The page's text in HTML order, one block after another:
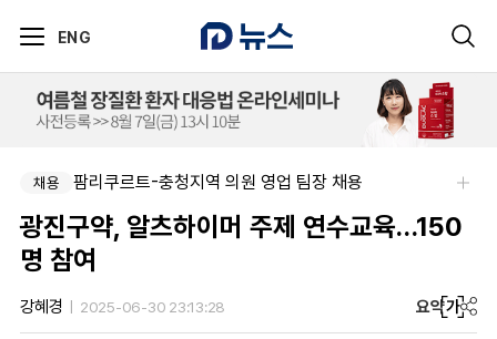
ENG
채용 팜리쿠르트-충청지역 의원 영업 팀장 채용
광진구약, 알츠하이머 주제 연수교육…150
명 참여
강혜경 2025-06-30 23:13:28 요약가